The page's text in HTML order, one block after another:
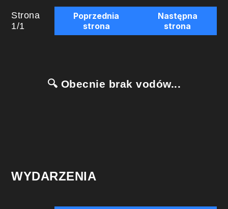
Strona
1/1
Poprzednia
strona
Następna
strona
🔍 Obecnie brak vodów...
WYDARZENIA